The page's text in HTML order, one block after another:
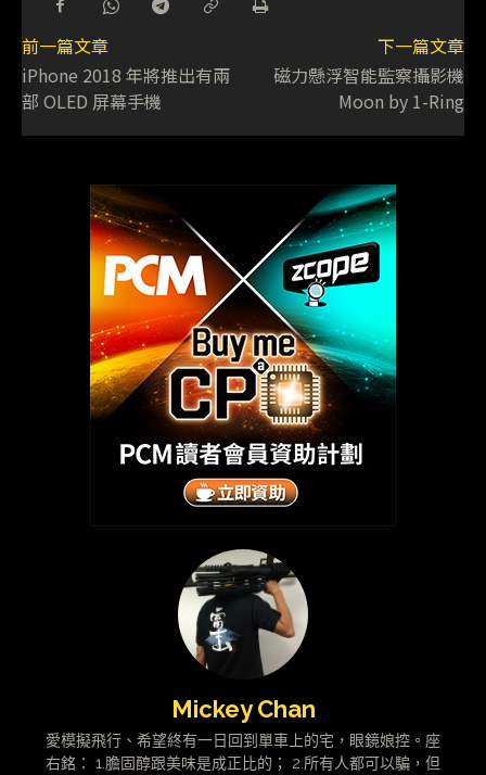
前一篇文章
iPhone 2018 年將推出有兩
部 OLED 屏幕手機
下一篇文章
磁力懸浮智能監察攝影機
Moon by 1-Ring
Mickey Chan
愛模擬飛行、希望終有一日回到單車上的宅，眼鏡娘控。座
右銘： 1.膽固醇跟美味是成正比的； 2.所有人都可以騙，但